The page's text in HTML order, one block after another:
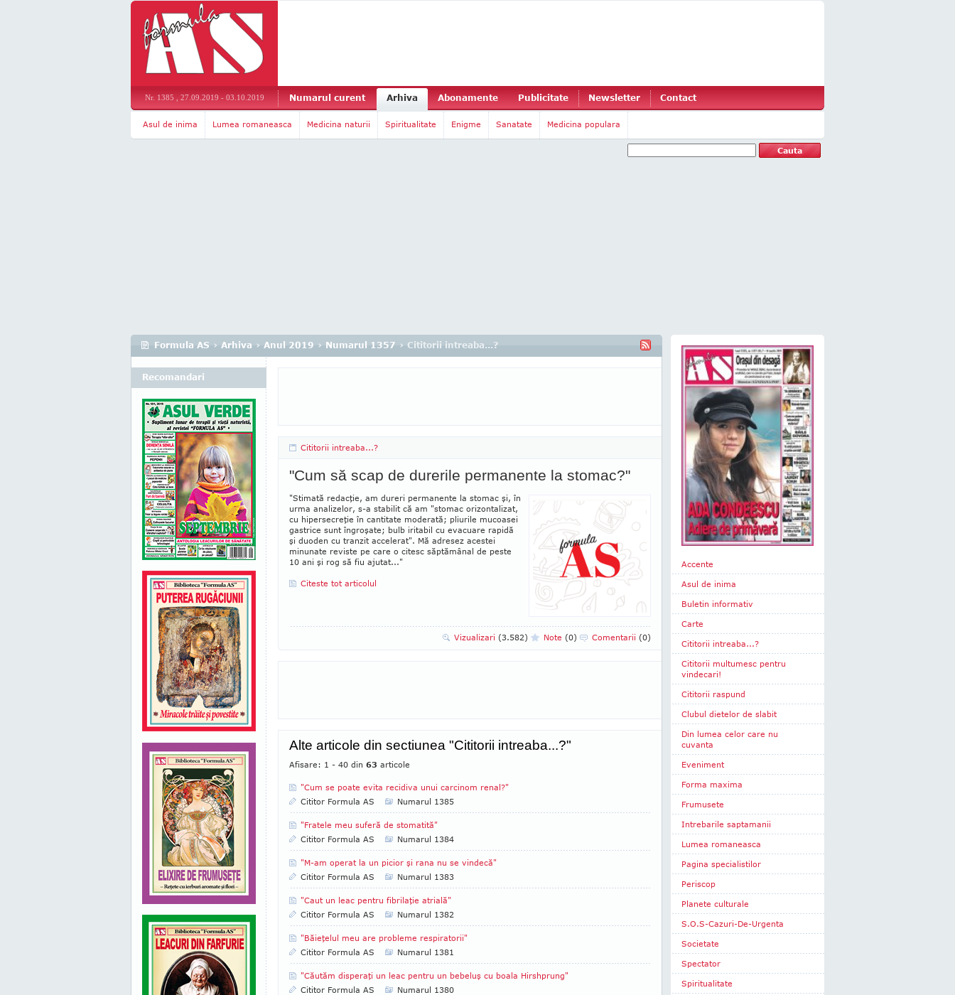
Nr. 1385 , 27.09.2019 - 03.10.2019 Numarul curent Arhiva Abonamente Publicitate Newsletter Contact
Asul de inima Lumea romaneasca Medicina naturii Spiritualitate Enigme Sanatate Medicina populara
Formula AS › Arhiva › Anul 2019 › Numarul 1357 › Cititorii intreaba...?
Cititorii intreaba...?
"Cum să scap de durerile permanente la stomac?"
"Stimată redacţie, am dureri permanente la stomac şi, în
urma analizelor, s-a stabilit că am "stomac orizontalizat,
cu hiper­se­creţie în canti­tate moderată; pliurile mucoasei
gastrice sunt îngroşate; bulb iritabil cu evacuare rapidă
şi duoden cu tranzit accelerat". Mă adresez acestei
minunate reviste pe care o citesc săptămânal de peste
10 ani şi rog să fiu ajutat..."
Citeste tot articolul
Vizualizari (3.582) Note (0) Comentarii (0)
Alte articole din sectiunea "Cititorii intreaba...?"
Afisare: 1 - 40 din 63 articole
"Cum se poate evita recidiva unui carcinom renal?"
Cititor Formula AS
Numarul 1385
"Fratele meu suferă de stomatită"
Cititor Formula AS
Numarul 1384
"M-am operat la un picior şi rana nu se vindecă"
Cititor Formula AS
Numarul 1383
"Caut un leac pentru fibrilaţie atrială"
Cititor Formula AS
Numarul 1382
"Băieţelul meu are probleme respiratorii"
Cititor Formula AS
Numarul 1381
"Căutăm disperaţi un leac pentru un bebeluş cu boala Hirshprung"
Cititor Formula AS
Numarul 1380
Recomandari
Accente
Asul de inima
Buletin informativ
Carte
Cititorii intreaba...?
Cititorii multumesc pentru
vindecari!
Cititorii raspund
Clubul dietelor de slabit
Din lumea celor care nu
cuvanta
Eveniment
Forma maxima
Frumusete
Intrebarile saptamanii
Lumea romaneasca
Pagina specialistilor
Periscop
Planete culturale
S.O.S-Cazuri-De-Urgenta
Societate
Spectator
Spiritualitate